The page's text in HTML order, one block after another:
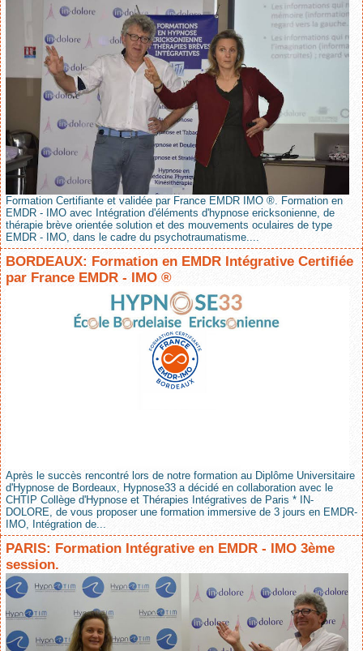
Formation Certifiante et validée par France EMDR IMO ®. Formation en
EMDR - IMO avec Intégration d'éléments d'hypnose ericksonienne, de
thérapie brève orientée solution et des mouvements oculaires de type
EMDR - IMO, dans le cadre du psychotraumatisme....
BORDEAUX: Formation en EMDR Intégrative Certifiée
par France EMDR - IMO ®
Après le succès rencontré lors de notre formation au Diplôme Universitaire
d'Hypnose de Bordeaux, Hypnose33 a décidé en collaboration avec le
CHTIP Collège d'Hypnose et Thérapies Intégratives de Paris * IN-
DOLORE, de vous proposer une formation immersive de 3 jours en EMDR-
IMO, Intégration de...
PARIS: Formation Intégrative en EMDR - IMO 3ème
session.